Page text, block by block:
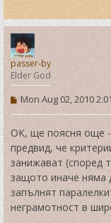
passer-by
Elder God
P
o
s
t
Mon Aug 02, 2010
ОК, ще поясня още -
предвид, че
занижават (според
защото иначе няма
запълнят
неграмотност в